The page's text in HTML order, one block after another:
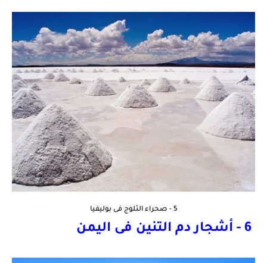
5 - صحراء الثلوج فى بوليفيا
6 - أشجار دم التنين فى اليمن